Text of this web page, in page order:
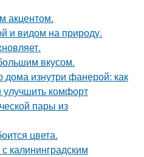
акцентом.
и видом на природу.
вкусом.
дома изнутри фанерой: как
улучшить комфорт
пары из
цвета.
калининградским